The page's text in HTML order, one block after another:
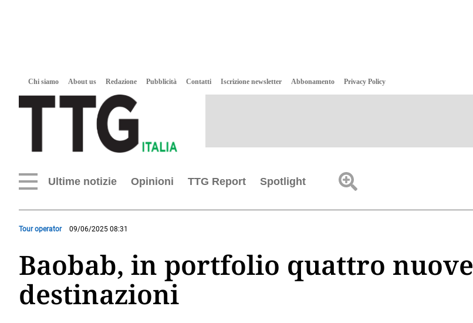
Chi siamo About us Redazione Pubblicità Contatti Iscrizione newsletter Abbonamento Privacy Policy
Ultime notizie Opinioni TTG Report Spotlight
Tour operator 09/06/2025 08:31
Baobab, in portfolio quattro nuove
destinazioni